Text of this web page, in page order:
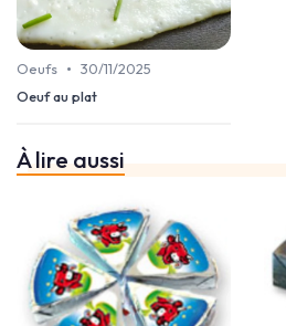
Oeufs • 30/11/2025
Oeuf au plat
À lire aussi